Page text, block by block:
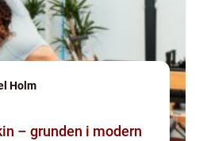
Holm
– grunden i modern